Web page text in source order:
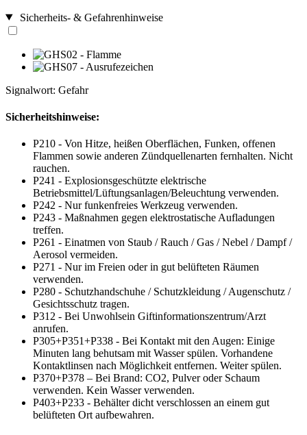
Sicherheits- & Gefahrenhinweise
Signalwort: Gefahr
Sicherheitshinweise:
P210 - Von Hitze, heißen Oberflächen, Funken, offenen
Flammen sowie anderen Zündquellenarten fernhalten. Nicht
rauchen.
P241 - Explosionsgeschützte elektrische
Betriebsmittel/Lüftungsanlagen/Beleuchtung verwenden.
P242 - Nur funkenfreies Werkzeug verwenden.
P243 - Maßnahmen gegen elektrostatische Aufladungen
treffen.
P261 - Einatmen von Staub / Rauch / Gas / Nebel / Dampf /
Aerosol vermeiden.
P271 - Nur im Freien oder in gut belüfteten Räumen
verwenden.
P280 - Schutzhandschuhe / Schutzkleidung / Augenschutz /
Gesichtsschutz tragen.
P312 - Bei Unwohlsein Giftinformationszentrum/Arzt
anrufen.
P305+P351+P338 - Bei Kontakt mit den Augen: Einige
Minuten lang behutsam mit Wasser spülen. Vorhandene
Kontaktlinsen nach Möglichkeit entfernen. Weiter spülen.
P370+P378 – Bei Brand: CO2, Pulver oder Schaum
verwenden. Kein Wasser verwenden.
P403+P233 - Behälter dicht verschlossen an einem gut
belüfteten Ort aufbewahren.